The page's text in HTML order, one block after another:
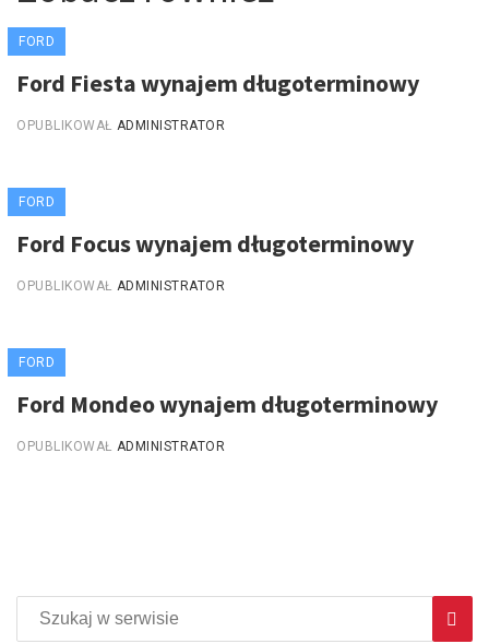
FORD
Ford Fiesta wynajem długoterminowy
OPUBLIKOWAŁ ADMINISTRATOR
FORD
Ford Focus wynajem długoterminowy
OPUBLIKOWAŁ ADMINISTRATOR
FORD
Ford Mondeo wynajem długoterminowy
OPUBLIKOWAŁ ADMINISTRATOR